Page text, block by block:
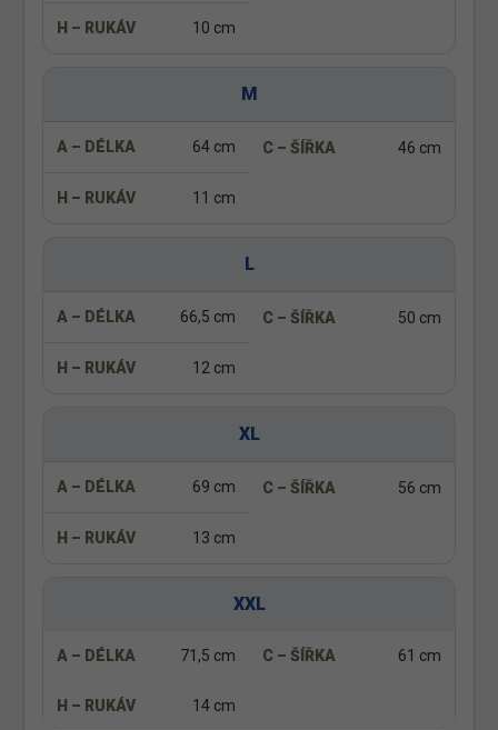
10 cm
M
64 cm 46 cm
11 cm
L
66,5 cm 50 cm
12 cm
XL
69 cm 56 cm
13 cm
XXL
71,5 cm 61 cm
14 cm